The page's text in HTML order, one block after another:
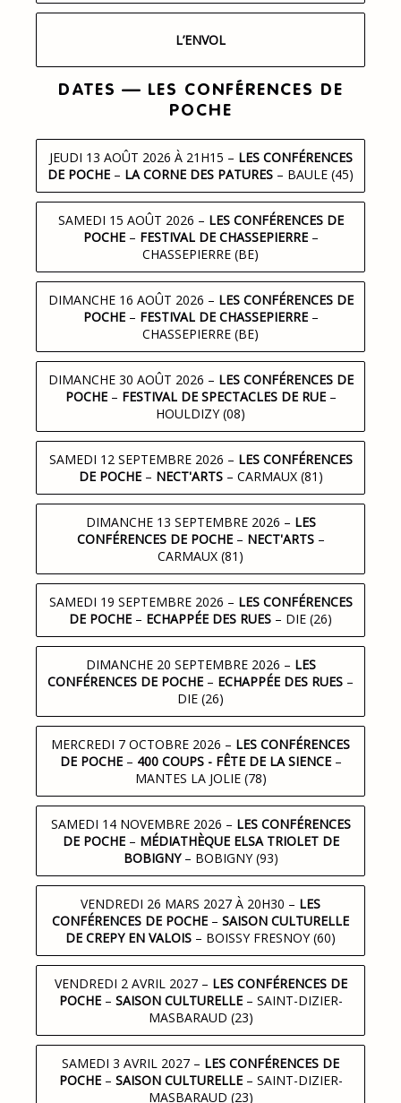
L’ENVOL
DATES — LES CONFÉRENCES DE
POCHE
JEUDI 13 AOÛT 2026 À 21H15 – LES CONFÉRENCES
DE POCHE – LA CORNE DES PATURES – BAULE (45)
SAMEDI 15 AOÛT 2026 – LES CONFÉRENCES DE
POCHE– FESTIVAL DE CHASSEPIERRE–
CHASSEPIERRE (BE)
DIMANCHE 16 AOÛT 2026 – LES CONFÉRENCES DE
POCHE– FESTIVAL DE CHASSEPIERRE–
CHASSEPIERRE (BE)
DIMANCHE 30 AOÛT 2026 – LES CONFÉRENCES DE
POCHE– FESTIVAL DE SPECTACLES DE RUE–
HOULDIZY (08)
SAMEDI 12 SEPTEMBRE 2026 – LES CONFÉRENCES
DE POCHE– NECT'ARTS– CARMAUX (81)
DIMANCHE 13 SEPTEMBRE 2026 – LES
CONFÉRENCES DE POCHE– NECT'ARTS–
CARMAUX (81)
SAMEDI 19 SEPTEMBRE 2026 – LES CONFÉRENCES
DE POCHE – ECHAPPÉE DES RUES – DIE (26)
DIMANCHE 20 SEPTEMBRE 2026 – LES
CONFÉRENCES DE POCHE – ECHAPPÉE DES RUES –
DIE (26)
MERCREDI 7 OCTOBRE 2026 – LES CONFÉRENCES
DE POCHE– 400 COUPS - FÊTE DE LA SIENCE–
MANTES LA JOLIE (78)
SAMEDI 14 NOVEMBRE 2026 – LES CONFÉRENCES
DE POCHE– MÉDIATHÈQUE ELSA TRIOLET DE
BOBIGNY– BOBIGNY (93)
VENDREDI 26 MARS 2027 À 20H30 – LES
CONFÉRENCES DE POCHE – SAISON CULTURELLE
DE CREPY EN VALOIS – BOISSY FRESNOY (60)
VENDREDI 2 AVRIL 2027– LES CONFÉRENCES DE
POCHE– SAISON CULTURELLE– SAINT-DIZIER-
MASBARAUD (23)
SAMEDI 3 AVRIL 2027 – LES CONFÉRENCES DE
POCHE– SAISON CULTURELLE– SAINT-DIZIER-
MASBARAUD (23)